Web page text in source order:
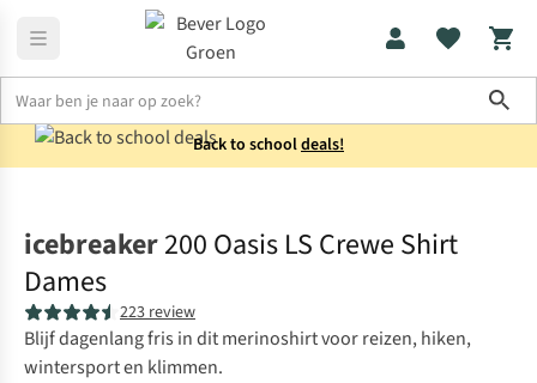
Back to schooldeals!
icebreaker200 Oasis LS Crewe Shirt
Dames
223 review
Blijf dagenlang fris in dit merinoshirt voor reizen, hiken,
wintersport en klimmen.